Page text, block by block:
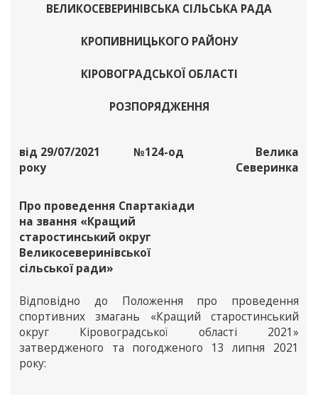
ВЕЛИКОСЕВЕРИНІВСЬКА СІЛЬСЬКА РАДА
КРОПИВНИЦЬКОГО РАЙОНУ
КІРОВОГРАДСЬКОЇ ОБЛАСТІ
РОЗПОРЯДЖЕННЯ
від 29/07/2021
року
№124-од
Велика
Северинка
Про проведення Спартакіади
на звання «Кращий
старостинський округ
Великосеверинівської
сільської ради»
Відповідно до Положення про проведення
спортивних змагань «Кращий старостинський
округ Кіровоградської області 2021»
затвердженого та погодженого 13 липня 2021
року: